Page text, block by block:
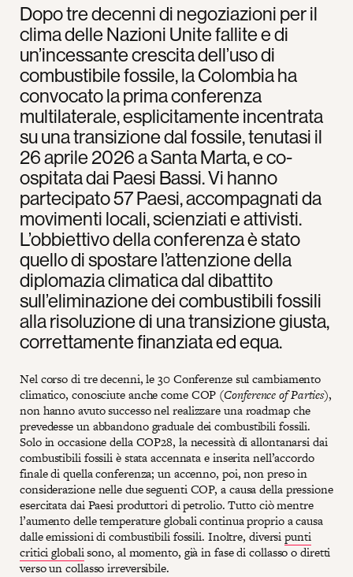
Dopo tre decenni di negoziazioni per il
clima delle Nazioni Unite fallite e di
un’incessante crescita dell’uso di
combustibile fossile, la Colombia ha
convocato la prima conferenza
multilaterale, esplicitamente incentrata
su una transizione dal fossile, tenutasi il
26 aprile 2026 a Santa Marta, e co-
ospitata dai Paesi Bassi. Vi hanno
partecipato 57 Paesi, accompagnati da
movimenti locali, scienziati e attivisti.
L’obbiettivo della conferenza è stato
quello di spostare l’attenzione della
diplomazia climatica dal dibattito
sull’eliminazione dei combustibili fossili
alla risoluzione di una transizione giusta,
correttamente finanziata ed equa.
Nel corso di tre decenni, le 30 Conferenze sul cambiamento
climatico, conosciute anche come COP (Conference of Parties),
non hanno avuto successo nel realizzare una roadmap che
prevedesse un abbandono graduale dei combustibili fossili.
Solo in occasione della COP28, la necessità di allontanarsi dai
combustibili fossili è stata accennata e inserita nell’accordo
finale di quella conferenza; un accenno, poi, non preso in
considerazione nelle due seguenti COP, a causa della pressione
esercitata dai Paesi produttori di petrolio. Tutto ciò mentre
l’aumento delle temperature globali continua proprio a causa
dalle emissioni di combustibili fossili. Inoltre, diversipunti
critici globalisono, al momento, già in fase di collasso o diretti
verso un collasso irreversibile.